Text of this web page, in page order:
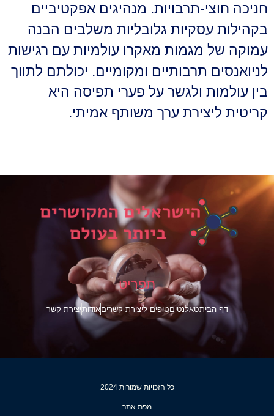
חניכה חוצי-תרבויות. מנהיגים אפקטיביים
בקהילות עסקיות גלובליות משלבים הבנה
עמוקה של מגמות מאקרו עולמיות עם רגישות
לניואנסים תרבותיים ומקומיים. יכולתם לתווך
בין עולמות ולגשר על פערי תפיסה היא
קריטית ליצירת ערך משותף אמיתי.
תפריט
דף הביתטאלנטיםטיפים ליצירת קשריםאודותיצירת קשר
כל הזכויות שמורות 2024
מפת אתר